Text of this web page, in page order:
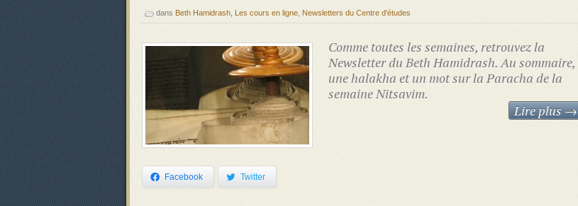
dans Beth Hamidrash Les cours en ligne Newsletters du Centre d'études
Comme toutes les semaines, retrouvez la
Newsletter du Beth Hamidrash. Au sommaire,
une halakha et un mot sur la Paracha de la
semaine Nitsavim.
Lire plus →
Facebook Twitter